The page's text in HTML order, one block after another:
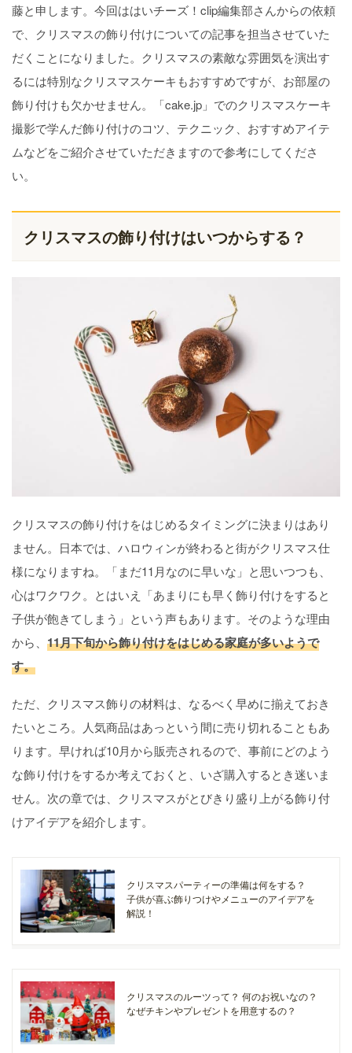
藤と申します。今回ははいチーズ！clip編集部さんからの依頼
で、クリスマスの飾り付けについての記事を担当させていた
だくことになりました。クリスマスの素敵な雰囲気を演出す
るには特別なクリスマスケーキもおすすめですが、お部屋の
飾り付けも欠かせません。「cake.jp」でのクリスマスケーキ
撮影で学んだ飾り付けのコツ、テクニック、おすすめアイテ
ムなどをご紹介させていただきますので参考にしてくださ
い。
クリスマスの飾り付けはいつからする？
クリスマスの飾り付けをはじめるタイミングに決まりはあり
ません。日本では、ハロウィンが終わると街がクリスマス仕
様になりますね。「まだ11月なのに早いな」と思いつつも、
心はワクワク。とはいえ「あまりにも早く飾り付けをすると
子供が飽きてしまう」という声もあります。そのような理由
から、 11月下旬から飾り付けをはじめる家庭が多いようで
す。
ただ、クリスマス飾りの材料は、なるべく早めに揃えておき
たいところ。人気商品はあっという間に売り切れることもあ
ります。早ければ10月から販売されるので、事前にどのよう
な飾り付けをするか考えておくと、いざ購入するとき迷いま
せん。次の章では、クリスマスがとびきり盛り上がる飾り付
けアイデアを紹介します。
クリスマスパーティーの準備は何をする？
子供が喜ぶ飾りつけやメニューのアイデアを
解説！
クリスマスのルーツって？ 何のお祝いなの？
なぜチキンやプレゼントを用意するの？